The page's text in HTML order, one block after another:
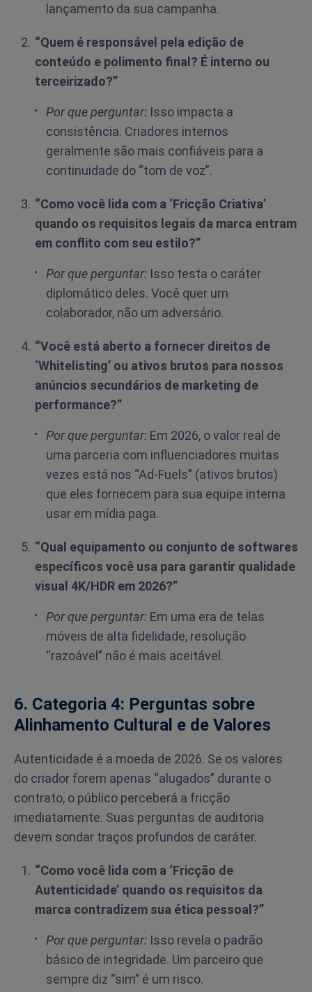
lançamento da sua campanha.
“Quem é responsável pela edição de
conteúdo e polimento final? É interno ou
terceirizado?”
Por que perguntar: Isso impacta a
consistência. Criadores internos
geralmente são mais confiáveis para a
continuidade do “tom de voz”.
“Como você lida com a ‘Fricção Criativa’
quando os requisitos legais da marca entram
em conflito com seu estilo?”
Por que perguntar: Isso testa o caráter
diplomático deles. Você quer um
colaborador, não um adversário.
“Você está aberto a fornecer direitos de
‘Whitelisting’ ou ativos brutos para nossos
anúncios secundários de marketing de
performance?”
Por que perguntar: Em 2026, o valor real de
uma parceria com influenciadores muitas
vezes está nos “Ad-Fuels” (ativos brutos)
que eles fornecem para sua equipe interna
usar em mídia paga.
“Qual equipamento ou conjunto de softwares
específicos você usa para garantir qualidade
visual 4K/HDR em 2026?”
Por que perguntar: Em uma era de telas
móveis de alta fidelidade, resolução
“razoável” não é mais aceitável.
6. Categoria 4: Perguntas sobre
Alinhamento Cultural e de Valores
Autenticidade é a moeda de 2026. Se os valores
do criador forem apenas “alugados” durante o
contrato, o público perceberá a fricção
imediatamente. Suas perguntas de auditoria
devem sondar traços profundos de caráter.
“Como você lida com a ‘Fricção de
Autenticidade’ quando os requisitos da
marca contradizem sua ética pessoal?”
Por que perguntar: Isso revela o padrão
básico de integridade. Um parceiro que
sempre diz “sim” é um risco.